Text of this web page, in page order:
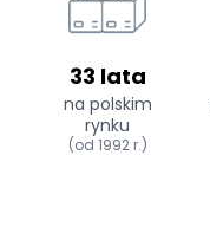
33 lata
na polskim
rynku
(od 1992 r.)